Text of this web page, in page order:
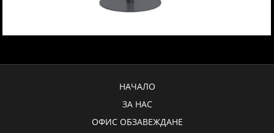
НАЧАЛО
ЗА НАС
ОФИС ОБЗАВЕЖДАНЕ